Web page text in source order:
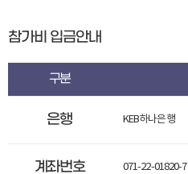
참가비 입금안내
구분
은행 KEB하나은행
계좌번호 071-22-01820-7